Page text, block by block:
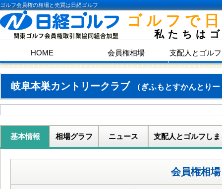
ゴルフ会員権の相場と売買は日経ゴルフ
ゴルフで
私たちは
HOME 会員権相場 支配人とゴル
岐阜本巣カントリークラブ （ぎふもとすかんとり
基本情報 相場グラフ ニュース 支配人とゴルフしま
会員権相場